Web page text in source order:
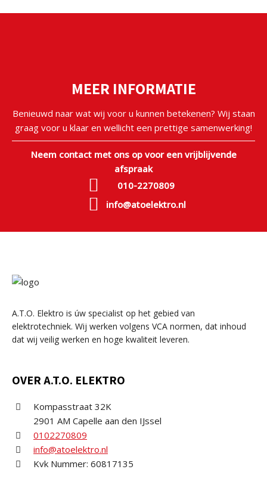
MEER INFORMATIE
Benieuwd naar wat wij voor u kunnen betekenen? Wij staan
graag voor u klaar en wellicht een prettige samenwerking!
Neem contact met ons op voor een vrijblijvende
afspraak
010-2270809
info@atoelektro.nl
A.T.O. Elektro is úw specialist op het gebied van
elektrotechniek. Wij werken volgens VCA normen, dat inhoud
dat wij veilig werken en hoge kwaliteit leveren.
OVER A.T.O. ELEKTRO
Kompasstraat 32K
2901 AM Capelle aan den IJssel
0102270809
info@atoelektro.nl
Kvk Nummer: 60817135